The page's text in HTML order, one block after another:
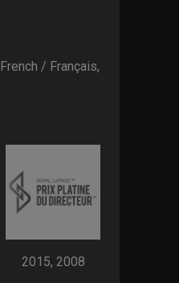
French / Français,
2015, 2008